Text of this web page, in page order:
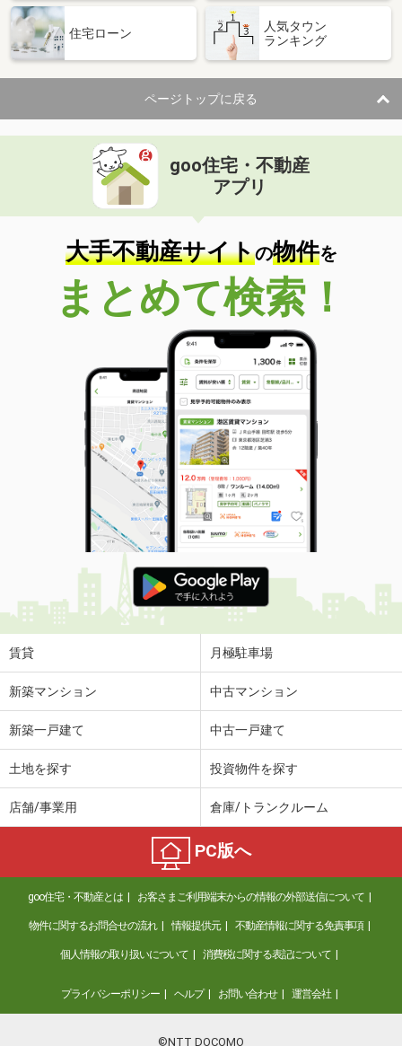
住宅ローン
人気タウン
ランキング
ページトップに戻る
goo住宅・不動産
アプリ
大手不動産サイトの物件を
まとめて検索！
賃貸 月極駐車場
新築マンション 中古マンション
新築一戸建て 中古一戸建て
土地を探す 投資物件を探す
店舗/事業用 倉庫/トランクルーム
PC版へ
goo住宅・不動産とは お客さまご利用端末からの情報の外部送信について
物件に関するお問合せの流れ 情報提供元 不動産情報に関する免責事項
個人情報の取り扱いについて 消費税に関する表記について
プライバシーポリシー ヘルプ お問い合わせ 運営会社
©NTT DOCOMO